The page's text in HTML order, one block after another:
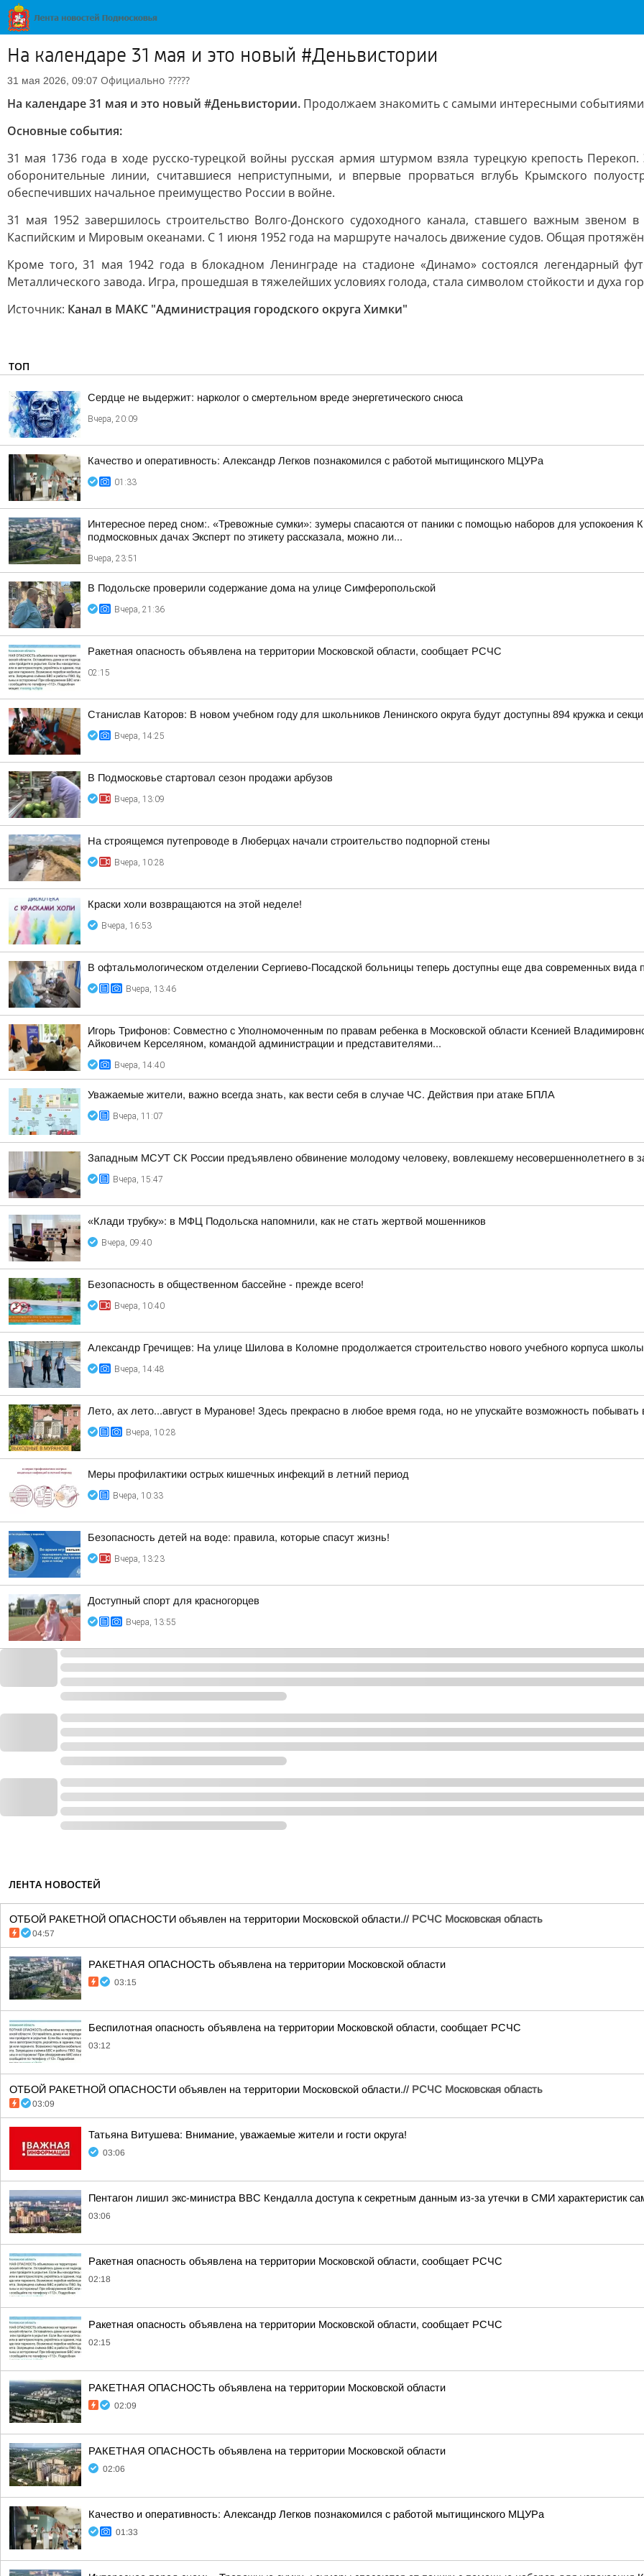
На календаре 31 мая и это новый #Деньвистории
31 мая 2026, 09:07 Официально ?????
На календаре 31 мая и это новый #Деньвистории. Продолжаем знакомить с самыми интересными
Основные события:
31 мая 1736 года в ходе русско-турецкой войны русская армия штурмом взяла турецкую крепость
оборонительные линии, считавшиеся неприступными, и впервые прорваться вглубь Крымского
обеспечивших начальное преимущество России в войне.
31 мая 1952 завершилось строительство Волго-Донского судоходного канала, ставшего важным звеном
Каспийским и Мировым океанами. С 1 июня 1952 года на маршруте началось движение судов. Общая
Кроме того, 31 мая 1942 года в блокадном Ленинграде на стадионе «Динамо» состоялся легендарный
Металлического завода. Игра, прошедшая в тяжелейших условиях голода, стала символом стойкости и духа
Источник: Канал в МАКС "Администрация городского округа Химки"
ТОП
Сердце не выдержит: нарколог о смертельном вреде энергетического снюса
Вчера, 20:09
Качество и оперативность: Александр Легков познакомился с работой мытищинского МЦУРа
01:33
Интересное перед сном:. «Тревожные сумки»: зумеры спасаются от паники с помощью наборов для успокоения
подмосковных дачах Эксперт по этикету рассказала, можно ли...
Вчера, 23:51
В Подольске проверили содержание дома на улице Симферопольской
Вчера, 21:36
Ракетная опасность объявлена на территории Московской области, сообщает РСЧС
02:15
Станислав Каторов: В новом учебном году для школьников Ленинского округа будут доступны 894 кружка и
Вчера, 14:25
В Подмосковье стартовал сезон продажи арбузов
Вчера, 13:09
На строящемся путепроводе в Люберцах начали строительство подпорной стены
Вчера, 10:28
Краски холи возвращаются на этой неделе!
Вчера, 16:53
В офтальмологическом отделении Сергиево-Посадской больницы теперь доступны еще два современных
Вчера, 13:46
Игорь Трифонов: Совместно с Уполномоченным по правам ребенка в Московской области Ксенией
Айковичем Керселяном, командой администрации и представителями...
Вчера, 14:40
Уважаемые жители, важно всегда знать, как вести себя в случае ЧС. Действия при атаке БПЛА
Вчера, 11:07
Западным МСУТ СК России предъявлено обвинение молодому человеку, вовлекшему несовершеннолетнего в
Вчера, 15:47
«Клади трубку»: в МФЦ Подольска напомнили, как не стать жертвой мошенников
Вчера, 09:40
Безопасность в общественном бассейне - прежде всего!
Вчера, 10:40
Александр Гречищев: На улице Шилова в Коломне продолжается строительство нового учебного корпуса
Вчера, 14:48
Лето, ах лето...август в Муранове! Здесь прекрасно в любое время года, но не упускайте возможность
Вчера, 10:28
Меры профилактики острых кишечных инфекций в летний период
Вчера, 10:33
Безопасность детей на воде: правила, которые спасут жизнь!
Вчера, 13:23
Доступный спорт для красногорцев
Вчера, 13:55
ЛЕНТА НОВОСТЕЙ
ОТБОЙ РАКЕТНОЙ ОПАСНОСТИ объявлен на территории Московской области.// РСЧС Московская область
04:57
РАКЕТНАЯ ОПАСНОСТЬ объявлена на территории Московской области
03:15
Беспилотная опасность объявлена на территории Московской области, сообщает РСЧС
03:12
ОТБОЙ РАКЕТНОЙ ОПАСНОСТИ объявлен на территории Московской области.// РСЧС Московская область
03:09
Татьяна Витушева: Внимание, уважаемые жители и гости округа!
03:06
Пентагон лишил экс-министра ВВС Кендалла доступа к секретным данным из-за утечки в СМИ характеристик
03:06
Ракетная опасность объявлена на территории Московской области, сообщает РСЧС
02:18
Ракетная опасность объявлена на территории Московской области, сообщает РСЧС
02:15
РАКЕТНАЯ ОПАСНОСТЬ объявлена на территории Московской области
02:09
РАКЕТНАЯ ОПАСНОСТЬ объявлена на территории Московской области
02:06
Качество и оперативность: Александр Легков познакомился с работой мытищинского МЦУРа
01:33